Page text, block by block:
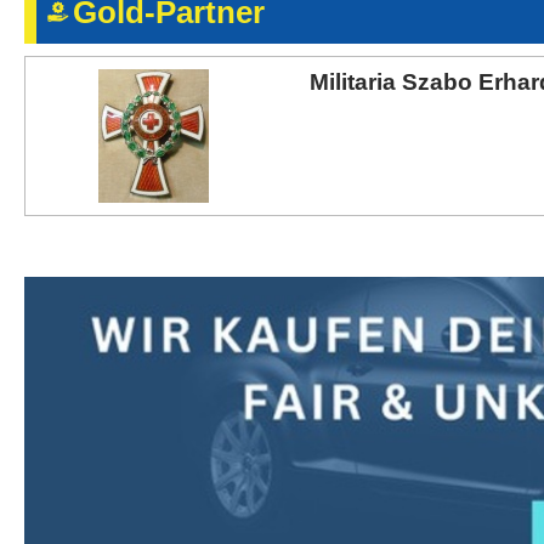
Kontakt
AGB, Nutzungsbedingungen
Impressum
Gold-Partner
Militaria Szabo